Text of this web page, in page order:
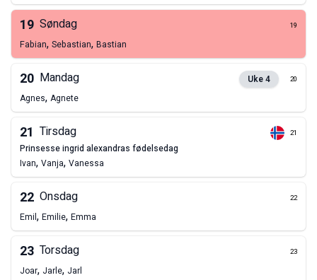
19 Søndag 19
Fabian, Sebastian, Bastian
20 Mandag Uke4 20
Agnes, Agnete
21 Tirsdag 21
prinsesse ingrid alexandras fødelsedag
Ivan, Vanja, Vanessa
22 Onsdag 22
Emil, Emilie, Emma
23 Torsdag 23
Joar, Jarle, Jarl